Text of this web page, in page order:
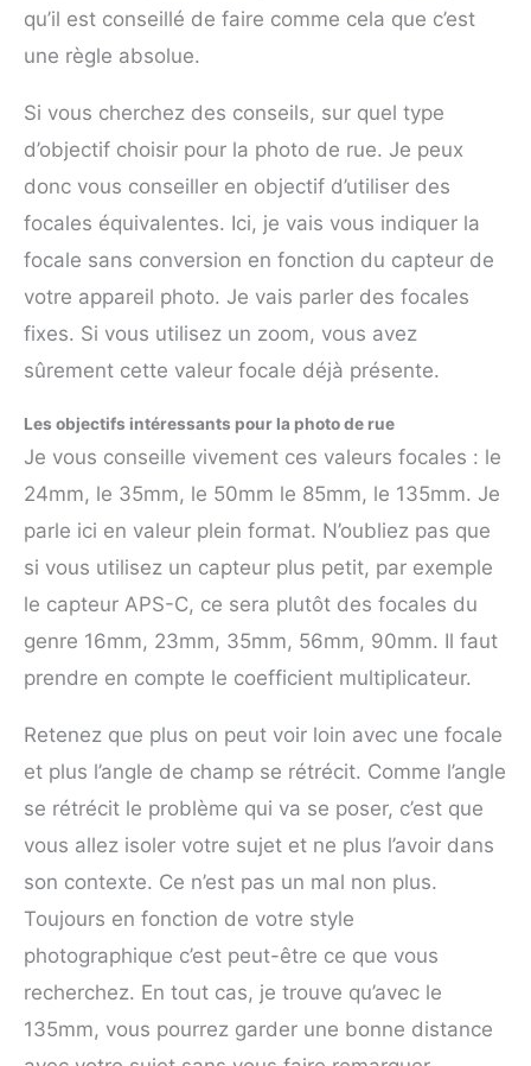
qu’il est conseillé de faire comme cela que c’est
une règle absolue.
Si vous cherchez des conseils, sur quel type
d’objectif choisir pour la photo de rue. Je peux
donc vous conseiller en objectif d’utiliser des
focales équivalentes. Ici, je vais vous indiquer la
focale sans conversion en fonction du capteur de
votre appareil photo. Je vais parler des focales
fixes. Si vous utilisez un zoom, vous avez
sûrement cette valeur focale déjà présente.
Les objectifs intéressants pour la photo de rue
Je vous conseille vivement ces valeurs focales : le
24mm, le 35mm, le 50mm le 85mm, le 135mm. Je
parle ici en valeur plein format. N’oubliez pas que
si vous utilisez un capteur plus petit, par exemple
le capteur APS-C, ce sera plutôt des focales du
genre 16mm, 23mm, 35mm, 56mm, 90mm. Il faut
prendre en compte le coefficient multiplicateur.
Retenez que plus on peut voir loin avec une focale
et plus l’angle de champ se rétrécit. Comme l’angle
se rétrécit le problème qui va se poser, c’est que
vous allez isoler votre sujet et ne plus l’avoir dans
son contexte. Ce n’est pas un mal non plus.
Toujours en fonction de votre style
photographique c’est peut-être ce que vous
recherchez. En tout cas, je trouve qu’avec le
135mm, vous pourrez garder une bonne distance